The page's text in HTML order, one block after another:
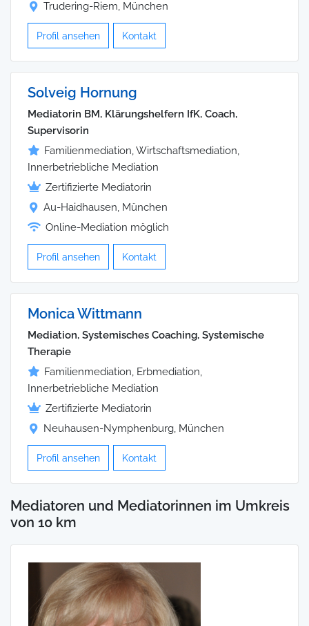
Trudering-Riem, München
Profil ansehen Kontakt
Solveig Hornung
Mediatorin BM, Klärungshelfern IfK, Coach,
Supervisorin
Familienmediation, Wirtschaftsmediation,
Innerbetriebliche Mediation
Zertifizierte Mediatorin
Au-Haidhausen, München
Online-Mediation möglich
Profil ansehen Kontakt
Monica Wittmann
Mediation, Systemisches Coaching, Systemische
Therapie
Familienmediation, Erbmediation,
Innerbetriebliche Mediation
Zertifizierte Mediatorin
Neuhausen-Nymphenburg, München
Profil ansehen Kontakt
Mediatoren und Mediatorinnen im Umkreis
von 10 km